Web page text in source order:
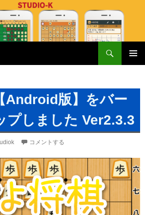
Android版】をバー
プしました Ver2.3.3
コメントする